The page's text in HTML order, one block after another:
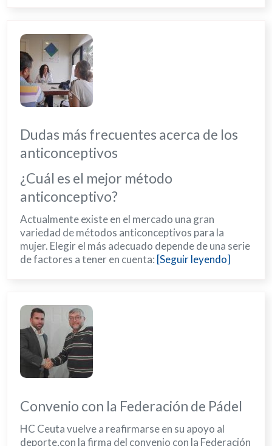
Dudas más frecuentes acerca de los
anticonceptivos
¿Cuál es el mejor método
anticonceptivo?
Actualmente existe en el mercado una gran
variedad de métodos anticonceptivos para la
mujer. Elegir el más adecuado depende de una serie
de factores a tener en cuenta: [Seguir leyendo]
Convenio con la Federación de Pádel
HC Ceuta vuelve a reafirmarse en su apoyo al
deporte,con la firma del convenio con la Federación